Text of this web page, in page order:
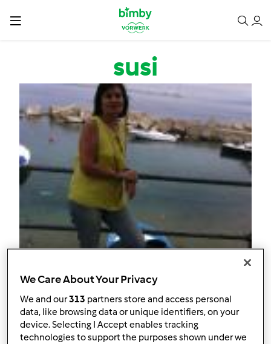
Salta al contenuto principale
susi
Follow Block
We Care About Your Privacy
We and our313 partners store and access personal
data, like browsing data or unique identifiers, on your
device. Selecting I Accept enables tracking
technologies to support the purposes shown under we